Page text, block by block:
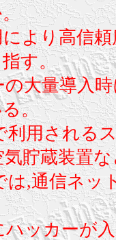
より高信
す。
大量導入
。
用される
貯蔵装置
,通信ネッ
ッカーが